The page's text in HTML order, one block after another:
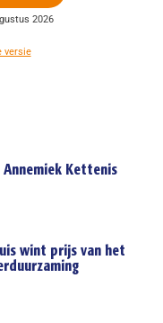
2026
versie
Annemiek Kettenis
wint prijs van het